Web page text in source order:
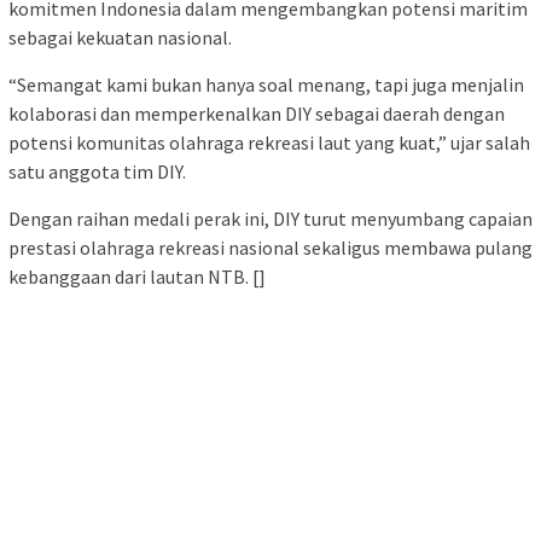
komitmen Indonesia dalam mengembangkan potensi maritim
sebagai kekuatan nasional.
“Semangat kami bukan hanya soal menang, tapi juga menjalin
kolaborasi dan memperkenalkan DIY sebagai daerah dengan
potensi komunitas olahraga rekreasi laut yang kuat,” ujar salah
satu anggota tim DIY.
Dengan raihan medali perak ini, DIY turut menyumbang capaian
prestasi olahraga rekreasi nasional sekaligus membawa pulang
kebanggaan dari lautan NTB. []